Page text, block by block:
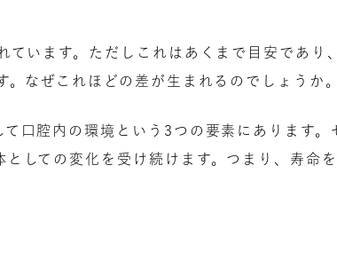
います。ただしこれはあくまで目安であり
なぜこれほどの差が生まれるのでしょうか。
口腔内の環境という3つの要素にあります。
しての変化を受け続けます。つまり、寿命